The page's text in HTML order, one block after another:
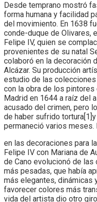
Desde temprano mostró
forma humana y facilidad
del movimiento. En 1638
conde-duque de Olivares,
Felipe IV, quien se
provenientes de su natal
colaboró en la decoración
Alcázar. Su producción
estudio de las
con la obra de los pintores
Madrid en 1644 a raíz del
acusado del crimen, pero
de haber sufrido
permaneció varios meses.
en las decoraciones para
Felipe IV con Mariana de
de Cano evolucionó de
más pesadas, que había
más elegantes, dinámicas
favorecer colores más
vida del artista dio otro